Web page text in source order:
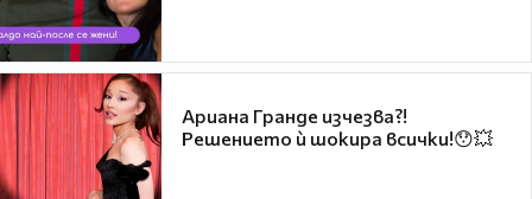
Ариана Гранде изчезва?!
Решението ѝ шокира всички!😯💥